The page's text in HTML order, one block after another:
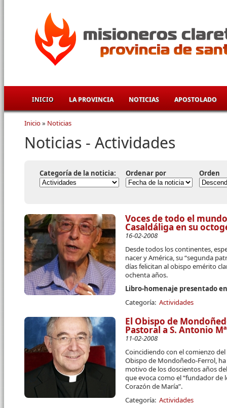
INICIO LA PROVINCIA NOTICIAS APOSTOLADO
Se encuentra usted aquí
Inicio» Noticias
Noticias - Actividades
Categoría de la noticia: Ordenar por Orden
Voces de todo el
Casaldáliga en su
16-02-2008
Desde todos los continentes,
nacer y América, su “segunda
días felicitan al obispo emérito
ochenta años.
Libro-homenaje presentado
Categoría: Actividades
El Obispo de
Pastoral a S. Antonio
11-02-2008
Coincidiendo con el comienzo
Obispo de Mondoñedo-Ferrol,
motivo de los doscientos años
que evoca como el “fundador
Corazón de María”.
Categoría: Actividades